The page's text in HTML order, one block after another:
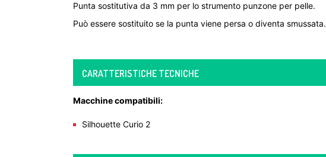
Punta sostitutiva da 3 mm per lo strumento punzone per pelle.
Può essere sostituito se la punta viene persa o diventa smussata.
CARATTERISTICHE TECNICHE
Macchine compatibili:
Silhouette Curio 2